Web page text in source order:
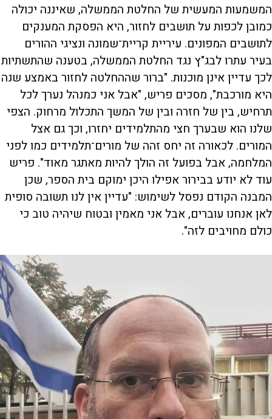
המשמעות המעשית של החלטת הממשלה, שאיננה יכולה
כמובן לכפות על תושבים לחזור, היא הפסקת המענקים
לתושבים המפונים. עיריית קריית־שמונה ונציגי ההורים
בעיר עתרו לבג"ץ נגד החלטת הממשלה, בטענה שהתשתיות
לכך עדיין אינן מוכנות. "ברור שההחלטה לחזור באמצע שנה
היא מורכבת", מסכים פריש, "אבל אני כמנהל נערך לכל
תרחיש, בין של חזרה ובין של המשך התכלול מרחוק. הצפי
שלנו הוא שבערך חצי מהתלמידים יחזרו, וכך גם אצל
המורים. לכאורה זה יחס זהה של מורים־תלמידים כמו לפני
המלחמה, אבל בפועל זה הולך להיות מאתגר מאוד". פריש
עוד לא יודע בבירור אפילו היכן ימוקם בית הספר, שכן
המבנה הקודם נפסל לשימוש: "עדיין אין לנו תשובה סופית
לאן אנחנו עוברים, אבל אני מאמין ובטוח שיהיה טוב כי
כולם מחויבים לזה".